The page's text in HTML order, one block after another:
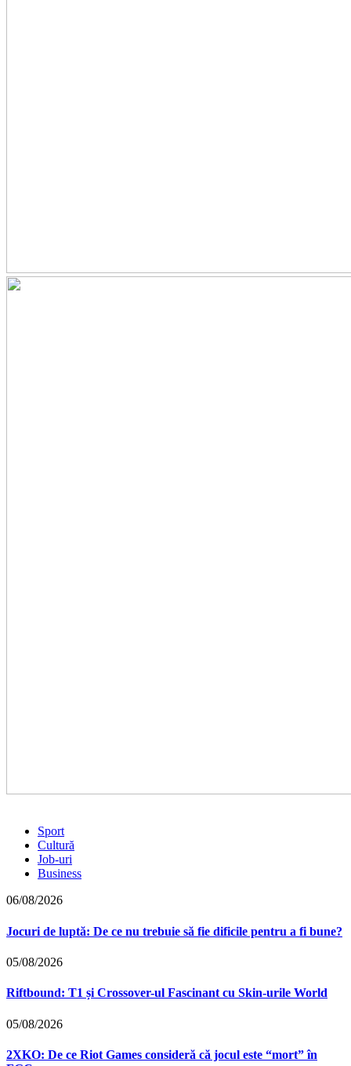
Sport
Cultură
Job-uri
Business
06/08/2026
Jocuri de luptă: De ce nu trebuie să fie dificile pentru a fi bune?
05/08/2026
Riftbound: T1 și Crossover-ul Fascinant cu Skin-urile World
05/08/2026
2XKO: De ce Riot Games consideră că jocul este “mort” în